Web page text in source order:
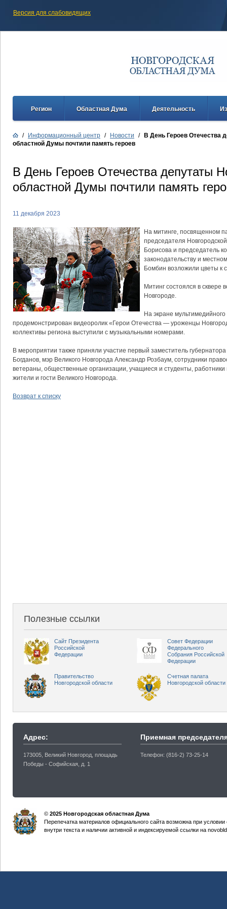
Версия для слабовидящих
Регион Областная Дума Деятельность
/ Информационный центр / Новости /
В День Героев Отечества
областной Думы почтили память героев
В День Героев Отечества депутаты
областной Думы почтили память
11 декабря 2023
На митинге, посвященном
председателя
Борисова и председатель
законодательству и
Бомбин возложили цветы к
Митинг состоялся в сквере
Новгороде.
На экране
продемонстрирован видеоролик «Герои Отечества — уроженцы
коллективы региона выступили с музыкальными номерами.
В мероприятии также приняли участие первый заместитель
Богданов, мэр Великого Новгорода Александр Розбаум, сотрудники
ветераны, общественные организации, учащиеся и студенты,
жители и гости Великого Новгорода.
Возврат к списку
Полезные ссылки
Сайт Президента
Российской
Федерации
Совет Федерации
Федерального
Собрания Российской
Федерации
Правительство
Новгородской области
Счетная палата
Новгородской области
Адрес:
173005, Великий Новгород, площадь
Победы - Софийская, д. 1
Приемная
Телефон: (816-2) 73-25-14
© 2025 Новгородская областная Дума
Перепечатка материалов официального сайта возможна при
внутри текста и наличии активной и индексируемой ссылки на